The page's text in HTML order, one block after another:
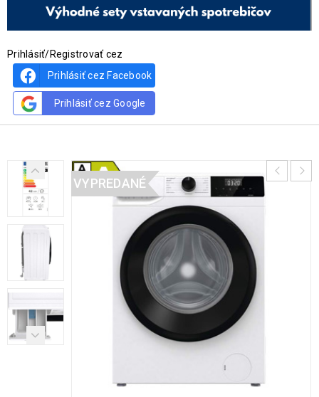
Prihlásiť/Registrovať cez
Prihlásiť cez Facebook
Prihlásiť cez Google
VYPREDANÉ